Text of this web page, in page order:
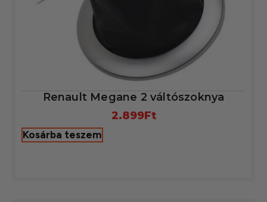
Renault Megane 2 váltószoknya
2.899Ft
Kosárba teszem